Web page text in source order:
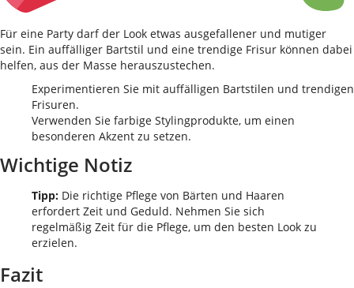
Für eine Party darf der Look etwas ausgefallener und mutiger
sein. Ein auffälliger Bartstil und eine trendige Frisur können dabei
helfen, aus der Masse herauszustechen.
Experimentieren Sie mit auffälligen Bartstilen und trendigen
Frisuren.
Verwenden Sie farbige Stylingprodukte, um einen
besonderen Akzent zu setzen.
Wichtige Notiz
Tipp: Die richtige Pflege von Bärten und Haaren
erfordert Zeit und Geduld. Nehmen Sie sich
regelmäßig Zeit für die Pflege, um den besten Look zu
erzielen.
Fazit